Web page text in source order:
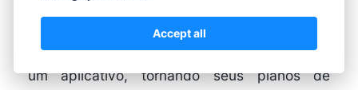
comoUber e 99, você pode
facilmente
reservar uma viagem
através de
um aplicativo, tornando seus planos de
Accept all